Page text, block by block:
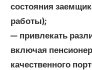
состояния
работы);
— привлекать
включая
качественного